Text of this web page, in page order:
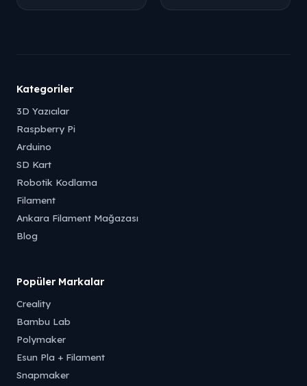
Kategoriler
3D Yazıcılar
Raspberry Pi
Arduino
SD Kart
Robotik Kodlama
Filament
Ankara Filament Mağazası
Blog
Popüler Markalar
Creality
Bambu Lab
Polymaker
Esun Pla + Filament
Snapmaker